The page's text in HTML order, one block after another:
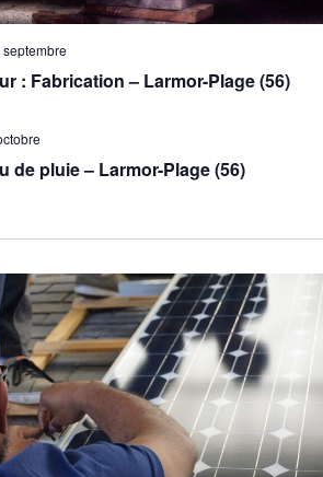
septembre
: Fabrication – Larmor-Plage (56)
de pluie – Larmor-Plage (56)